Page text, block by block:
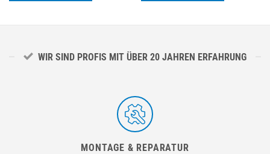
WIR SIND PROFIS MIT ÜBER 20 JAHREN ERFAHRUNG
MONTAGE & REPARATUR